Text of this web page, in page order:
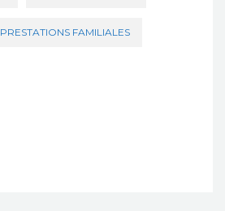
PRESTATIONS FAMILIALES